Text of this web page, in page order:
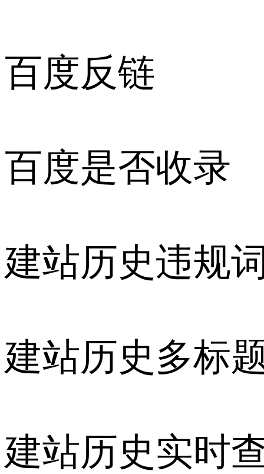
百度反链
百度是否收录
建站历史违规
建站历史多标
建站历史实时